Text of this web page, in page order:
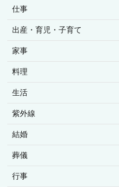
仕事
出産・育児・子育て
家事
料理
生活
紫外線
結婚
葬儀
行事